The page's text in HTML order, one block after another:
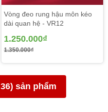
Vòng đeo rung hậu môn kéo
dài quan hệ - VR12
1.250.000₫
1.350.000₫
36) sản phẩm